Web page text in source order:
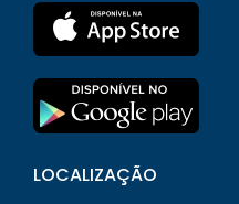
LOCALIZAÇÃO